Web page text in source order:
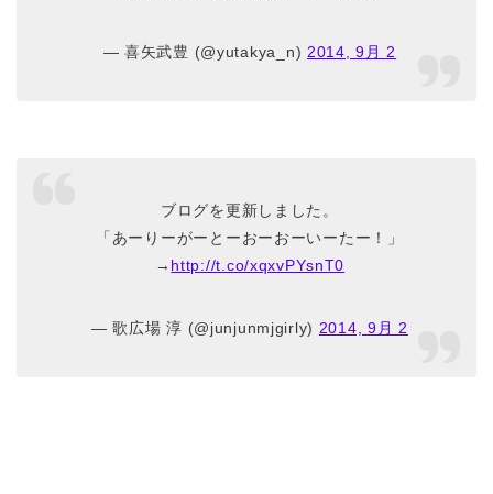
— 喜矢武豊 (@yutakya_n) 2014, 9月 2
ブログを更新しました。
「あーりーがーとーおーおーいーたー！」
→ http://t.co/xqxvPYsnT0
— 歌広場 淳 (@junjunmjgirly) 2014, 9月 2